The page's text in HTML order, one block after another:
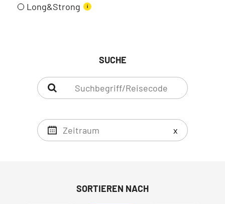
Long&Strong i
SUCHE
x
SORTIEREN NACH